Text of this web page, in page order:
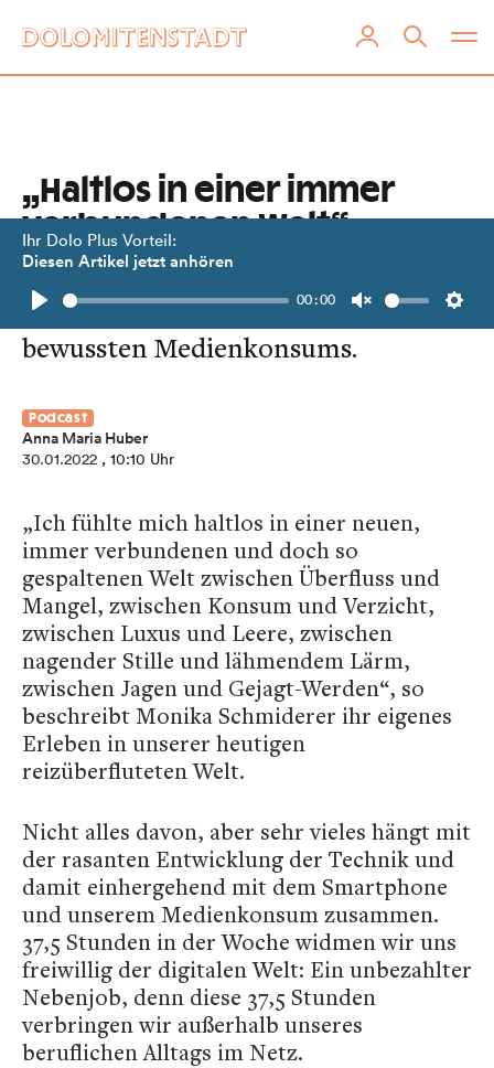
Ihr Dolo Plus Vorteil:
Diesen Artikel jetzt anhören
Play
00:00
Unmute
„Haltlos in einer immer
verbundenen Welt“
Digital-Detox-Expertin Monika
Schmiderer über die Kraft des
bewussten Medienkonsums.
Podcast
Anna Maria Huber
30.01.2022 , 10:10 Uhr
„Ich fühlte mich haltlos in einer neuen,
immer verbundenen und doch so
gespaltenen Welt zwischen Überfluss und
Mangel, zwischen Konsum und Verzicht,
zwischen Luxus und Leere, zwischen
nagender Stille und lähmendem Lärm,
zwischen Jagen und Gejagt-Werden“, so
beschreibt Monika Schmiderer ihr eigenes
Erleben in unserer heutigen
reizüberfluteten Welt.
Nicht alles davon, aber sehr vieles hängt mit
der rasanten Entwicklung der Technik und
damit einhergehend mit dem Smartphone
und unserem Medienkonsum zusammen.
37,5 Stunden in der Woche widmen wir uns
freiwillig der digitalen Welt: Ein unbezahlter
Nebenjob, denn diese 37,5 Stunden
verbringen wir außerhalb unseres
beruflichen Alltags im Netz.